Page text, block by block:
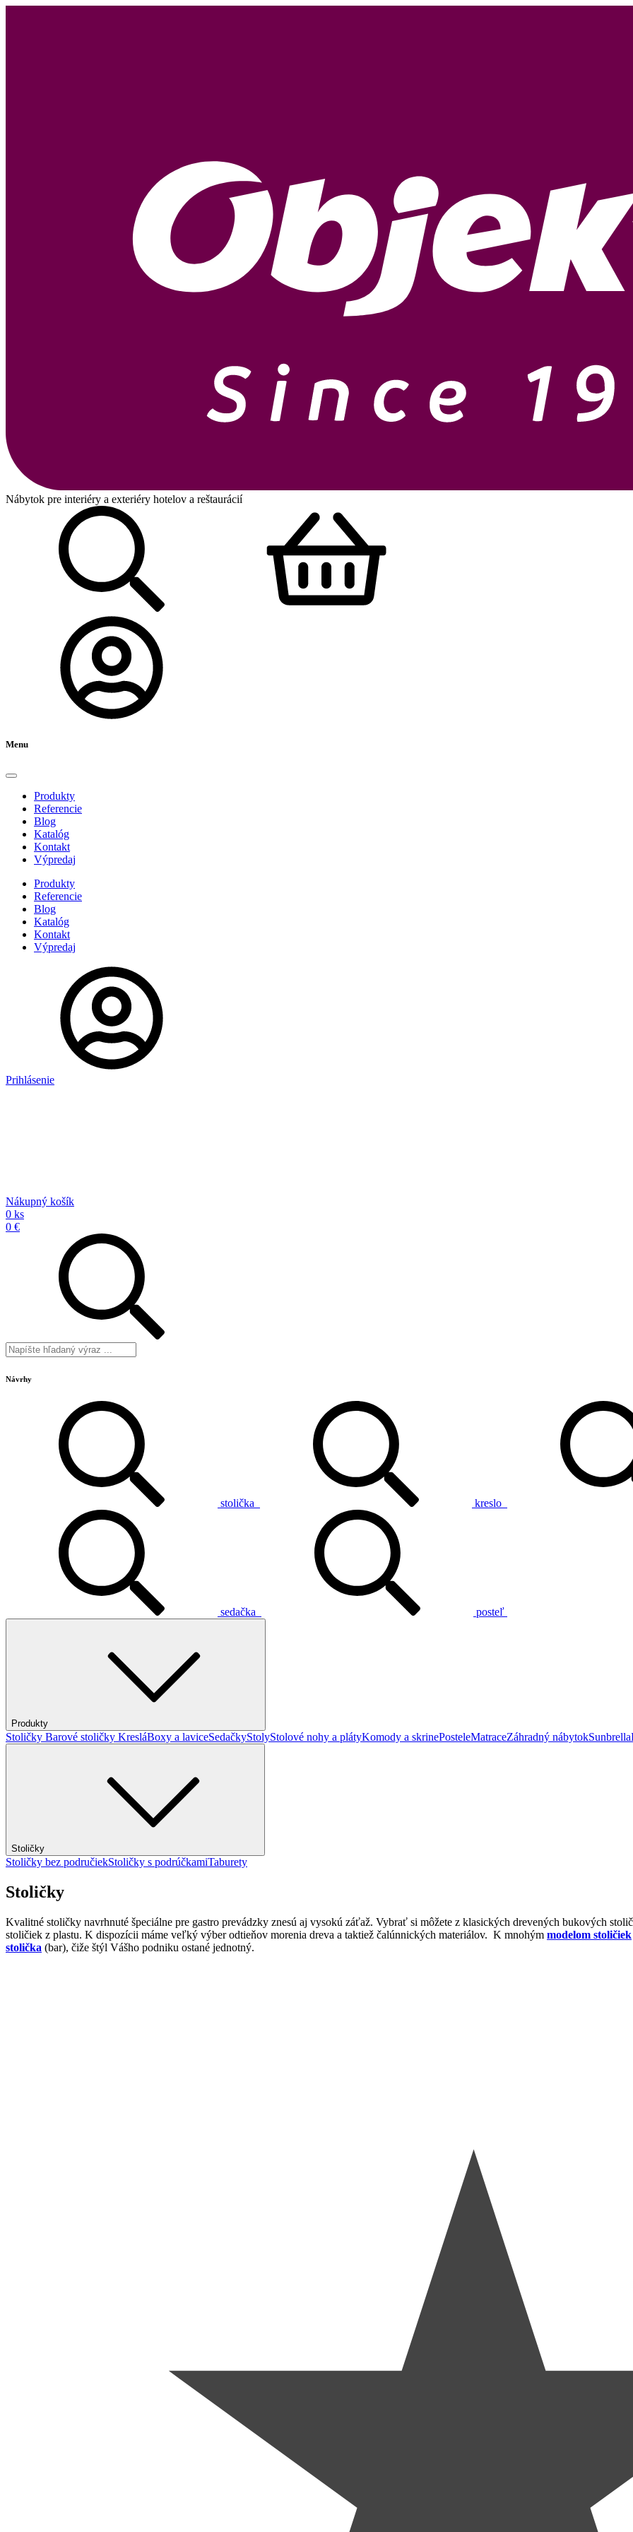
Nábytok pre interiéry a exteriéry hotelov a reštaurácií
Menu
Produkty
Referencie
Blog
Katalóg
Kontakt
Výpredaj
Produkty
Referencie
Blog
Katalóg
Kontakt
Výpredaj
Prihlásenie
Nákupný košík
0 ks
0 €
Návrhy
stolička kreslo
sedačka posteľ
Produkty
Stoličky Barové stoličky KresláBoxy a laviceSedačkyStolyStolové nohy a plátyKomody a skrinePosteleMatraceZáhradný nábytokSunbrella
Stoličky
Stoličky bez područiekStoličky s podrúčkamiTaburety
Stoličky
Kvalitné stoličky navrhnuté špeciálne pre gastro prevádzky znesú aj vysokú záťaž. Vybrať si môžete z klasických drevených bukových
stoličiek z plastu. K dispozícii máme veľký výber odtieňov morenia dreva a taktiež čalúnnických materiálov. K mnohým modelom stoličiek
stolička (bar), čiže štýl Vášho podniku ostané jednotný.